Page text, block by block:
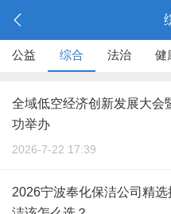
公益 综合 法治 健
全域低空经济创新发展大会
功举办
2026-7-22 17:39
2026宁波奉化保洁公司精